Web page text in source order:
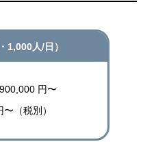
1,000人/日）
円〜
（税別）